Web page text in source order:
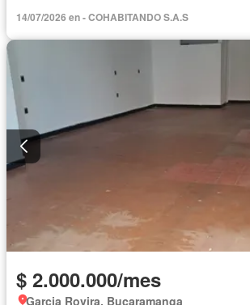
14/07/2026 en - COHABITANDO S.A.S
$ 2.000.000/mes
Garcia Rovira, Bucaramanga